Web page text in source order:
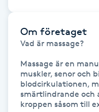
Herrklippning
HIFU
Hollywood Peel
Hot Stone Massage
Om företaget
Vad är massage?
Massage är en
muskler, senor och
blodcirkulationen,
smärtlindrande och
kroppen såsom till